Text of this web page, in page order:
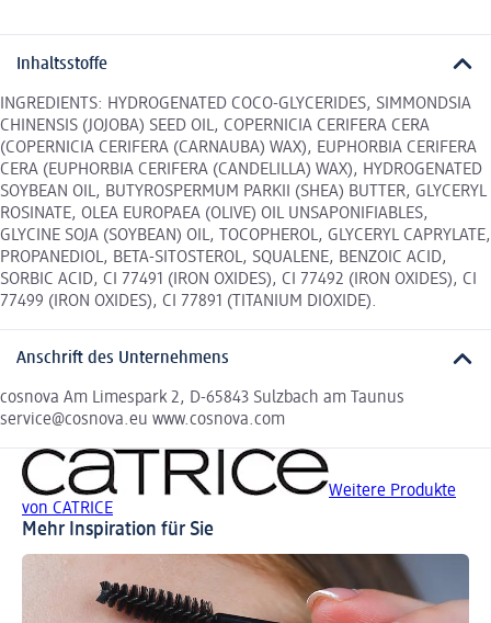
Inhaltsstoffe
INGREDIENTS: HYDROGENATED COCO-GLYCERIDES, SIMMONDSIA
CHINENSIS (JOJOBA) SEED OIL, COPERNICIA CERIFERA CERA
(COPERNICIA CERIFERA (CARNAUBA) WAX), EUPHORBIA CERIFERA
CERA (EUPHORBIA CERIFERA (CANDELILLA) WAX), HYDROGENATED
SOYBEAN OIL, BUTYROSPERMUM PARKII (SHEA) BUTTER, GLYCERYL
ROSINATE, OLEA EUROPAEA (OLIVE) OIL UNSAPONIFIABLES,
GLYCINE SOJA (SOYBEAN) OIL, TOCOPHEROL, GLYCERYL CAPRYLATE,
PROPANEDIOL, BETA-SITOSTEROL, SQUALENE, BENZOIC ACID,
SORBIC ACID, CI 77491 (IRON OXIDES), CI 77492 (IRON OXIDES), CI
77499 (IRON OXIDES), CI 77891 (TITANIUM DIOXIDE).
Anschrift des Unternehmens
cosnova Am Limespark 2, D-65843 Sulzbach am Taunus
service@cosnova.eu www.cosnova.com
Weitere Produkte
von CATRICE
Mehr Inspiration für Sie